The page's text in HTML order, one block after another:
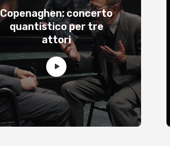
Copenaghen: concerto
quantistico per tre
attori